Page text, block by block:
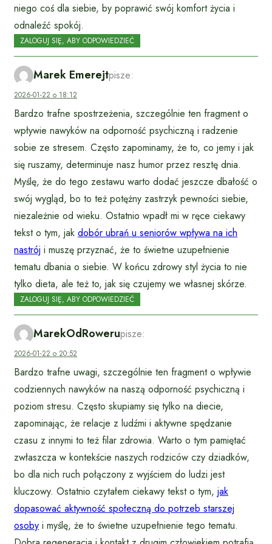
niego coś dla siebie, by poprawić swój komfort życia i
odnaleźć spokój.
ZALOGUJ SIĘ, ABY ODPOWIEDZIEĆ
Marek Emerejtpisze:
2026-01-22 o 18:12
Bardzo trafne spostrzeżenia, szczególnie ten fragment o
wpływie nawyków na odporność psychiczną i radzenie
sobie ze stresem. Często zapominamy, że to, co jemy i jak
się ruszamy, determinuje nasz humor przez resztę dnia.
Myślę, że do tego zestawu warto dodać jeszcze dbałość o
swój wygląd, bo to też potężny zastrzyk pewności siebie,
niezależnie od wieku. Ostatnio wpadł mi w ręce ciekawy
tekst o tym, jak dobór ubrań u seniorów wpływa na ich
nastrój i muszę przyznać, że to świetne uzupełnienie
tematu dbania o siebie. W końcu zdrowy styl życia to nie
tylko dieta, ale też to, jak się czujemy we własnej skórze.
ZALOGUJ SIĘ, ABY ODPOWIEDZIEĆ
MarekOdRowerupisze:
2026-01-22 o 20:52
Bardzo trafne uwagi, szczególnie ten fragment o wpływie
codziennych nawyków na naszą odporność psychiczną i
poziom stresu. Często skupiamy się tylko na diecie,
zapominając, że relacje z ludźmi i aktywne spędzanie
czasu z innymi to też filar zdrowia. Warto o tym pamiętać
zwłaszcza w kontekście naszych rodziców czy dziadków,
bo dla nich ruch połączony z wyjściem do ludzi jest
kluczowy. Ostatnio czytałem ciekawy tekst o tym, jak
dopasować aktywność społeczną do potrzeb starszej
osoby i myślę, że to świetne uzupełnienie tego tematu.